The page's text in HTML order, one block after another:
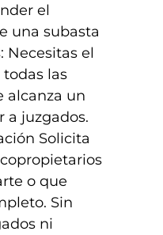
el
una subasta
Necesitas el
las
alcanza un
a juzgados.
Solicita
o que
Sin
ni